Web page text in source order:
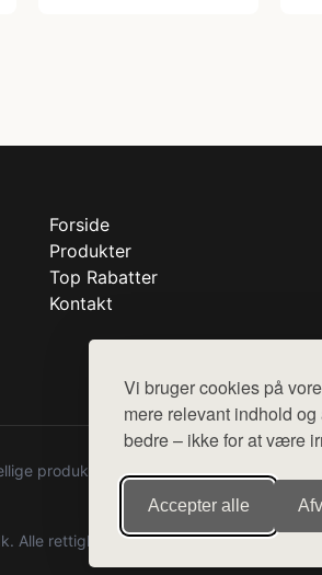
Vi bruger cookies på
mere relevant indhold
bedre – ikke for at være
Accepter alle
Forside
Produkter
Top Rabatter
Kontakt
produkter fra diverse webshops. Der
Alle rettigheder forbeholdes.